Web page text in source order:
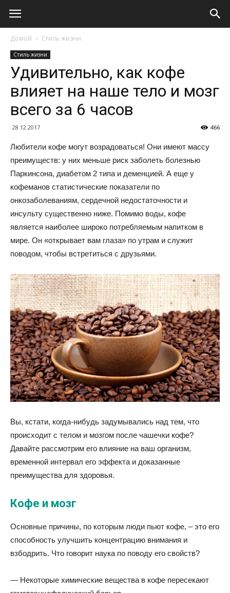
Домой Стиль жизни
Стиль жизни
Удивительно, как кофе
влияет на наше тело и мозг
всего за 6 часов
28.12.2017 466
Любители кофе могут возрадоваться! Они имеют массу
преимуществ: у них меньше риск заболеть болезнью
Паркинсона, диабетом 2 типа и деменцией. А еще у
кофеманов статистические показатели по
онкозаболеваниям, сердечной недостаточности и
инсульту существенно ниже. Помимо воды, кофе
является наиболее широко потребляемым напитком в
мире. Он «открывает вам глаза» по утрам и служит
поводом, чтобы встретиться с друзьями.
Вы, кстати, когда-нибудь задумывались над тем, что
происходит с телом и мозгом после чашечки кофе?
Давайте рассмотрим его влияние на ваш организм,
временной интервал его эффекта и доказанные
преимущества для здоровья.
Кофе и мозг
Основные причины, по которым люди пьют кофе, – это его
способность улучшить концентрацию внимания и
взбодрить. Что говорит наука по поводу его свойств?
— Некоторые химические вещества в кофе пересекают